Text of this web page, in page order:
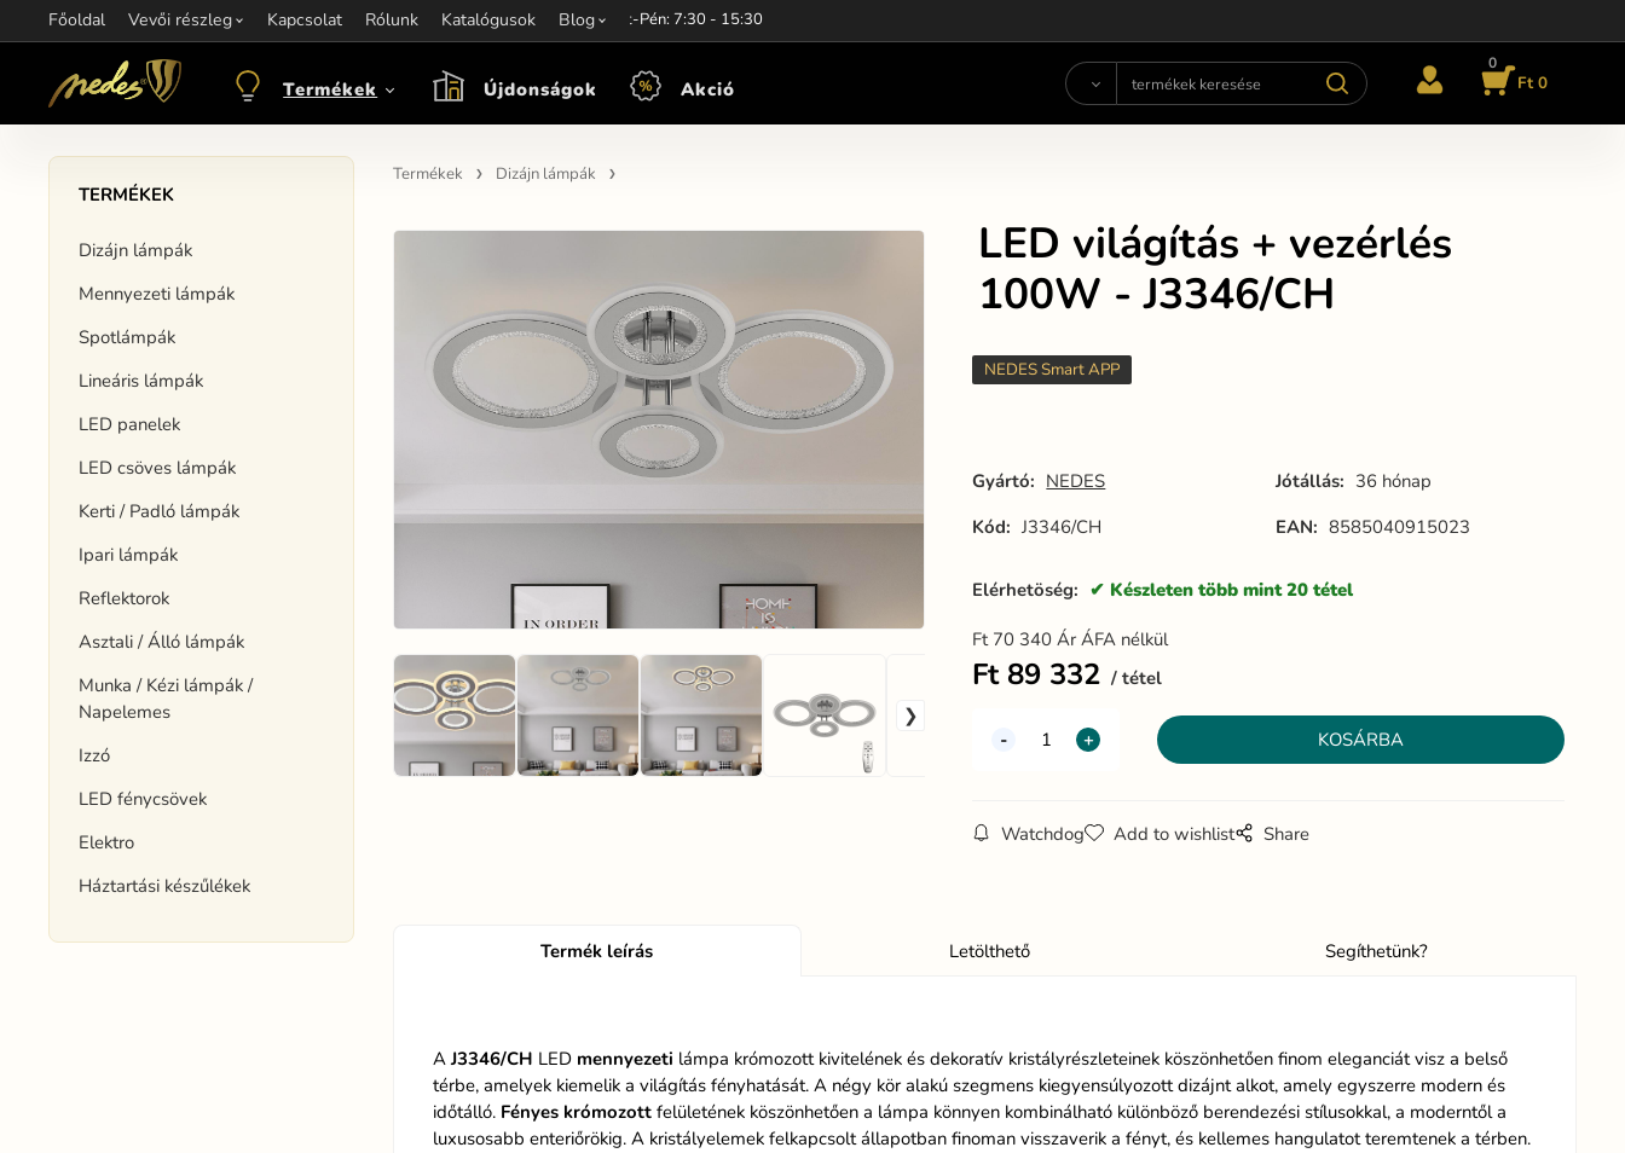
Főoldal Vevői részleg Kapcsolat Rólunk Katalógusok Blog
Információ:objednavkacz@nedes.sk Kapcsolat:+421 907 263 473Munkaidő: Hét-Pén: 7:30 - 15:30
Termékek Újdonságok Akció
0
Ft 0
TERMÉKEK
Dizájn lámpák
Mennyezeti lámpák
Spotlámpák
Lineáris lámpák
LED panelek
LED csöves lámpák
Kerti / Padló lámpák
Ipari lámpák
Reflektorok
Asztali / Álló lámpák
Munka / Kézi lámpák /
Napelemes
Izzó
LED fénycsövek
Elektro
Háztartási készűlékek
Termékek Dizájn lámpák
LED világítás + vezérlés
100W - J3346/CH
NEDES Smart APP
Gyártó: NEDES Jótállás: 36 hónap
Kód: J3346/CH EAN: 8585040915023
Elérhetöség: Készleten több mint 20 tétel
Ft 70 340 Ár ÁFA nélkül
Ft 89 332 tétel
Watchdog Add to wishlist Share
Termék leírás Letölthető Segíthetünk?
AJ3346/CH LED mennyezeti lámpa krómozott kivitelének és dekoratív kristályrészleteinek köszönhetően finom eleganciát visz a belső
térbe, amelyek kiemelik a világítás fényhatását. A négy kör alakú szegmens kiegyensúlyozott dizájnt alkot, amely egyszerre modern és
időtálló. Fényes krómozottfelületének köszönhetően a lámpa könnyen kombinálható különböző berendezési stílusokkal, a moderntől a
luxusosabb enteriőrökig. A kristályelemek felkapcsolt állapotban finoman visszaverik a fényt, és kellemes hangulatot teremtenek a térben.